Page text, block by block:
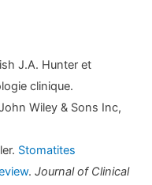
J.A. Hunter et
clinique.
Wiley & Sons Inc,
Stomatites
.Journal of Clinical